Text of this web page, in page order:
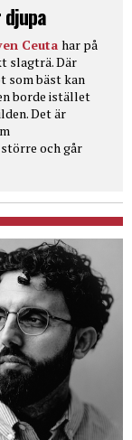
Ceuta har på
slagträ. Där
som bäst kan
borde istället
Det är
och går